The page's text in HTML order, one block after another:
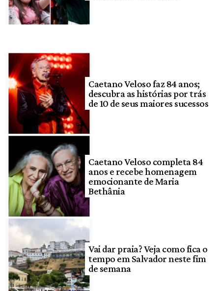
Caetano Veloso faz 84 anos;
descubra as histórias por trás
de 10 de seus maiores sucessos
Caetano Veloso completa 84
anos e recebe homenagem
emocionante de Maria
Bethânia
Vai dar praia? Veja como fica o
tempo em Salvador neste fim
de semana